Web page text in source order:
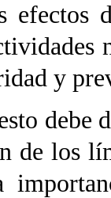
efectos
y
debe
de los